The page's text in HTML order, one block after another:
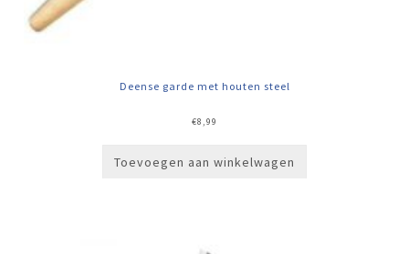
Deense garde met houten steel
€8,99
Toevoegen aan winkelwagen